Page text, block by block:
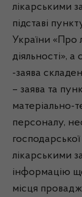
лікарськими
підставі
України «Про
діяльності», а
-заява
– заява та
матеріально-
персоналу,
господарської
лікарськими
інформацію
місця